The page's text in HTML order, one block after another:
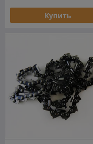
Купить